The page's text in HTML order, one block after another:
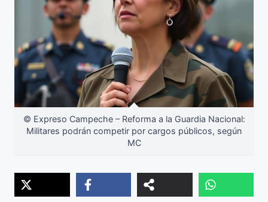
© Expreso Campeche – Reforma a la Guardia Nacional:
Militares podrán competir por cargos públicos, según
MC